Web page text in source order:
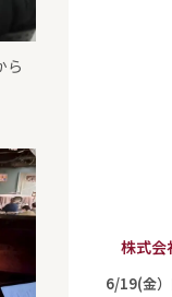
ら
株式会
6/19(金